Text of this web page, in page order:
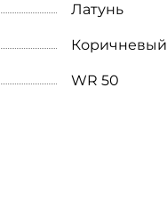
Латунь
Коричневый
WR 50